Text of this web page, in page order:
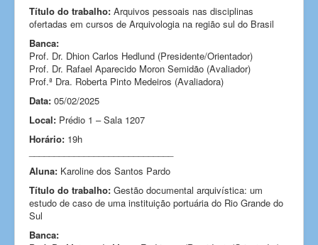
Título do trabalho: Arquivos pessoais nas disciplinas
ofertadas em cursos de Arquivologia na região sul do Brasil
Banca:
Prof. Dr. Dhion Carlos Hedlund (Presidente/Orientador)
Prof. Dr. Rafael Aparecido Moron Semidão (Avaliador)
Prof.ª Dra. Roberta Pinto Medeiros (Avaliadora)
Data: 05/02/2025
Local: Prédio 1 – Sala 1207
Horário: 19h
Aluna: Karoline dos Santos Pardo
Título do trabalho: Gestão documental arquivística: um
estudo de caso de uma instituição portuária do Rio Grande do
Sul
Banca: